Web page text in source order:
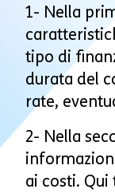
1- Nella
tipo di
durata del
rate,
2- Nella
ai costi. Qui